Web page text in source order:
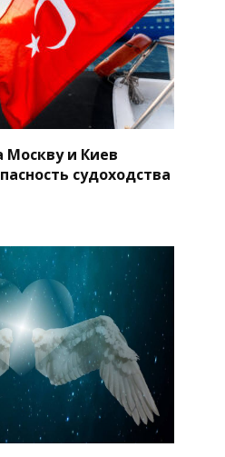
Москву и Киев
судоходства